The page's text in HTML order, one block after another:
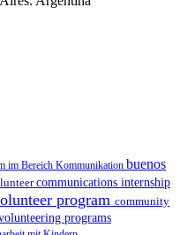
im Bereich Kommunikation buenos
communications internship
program community
programs